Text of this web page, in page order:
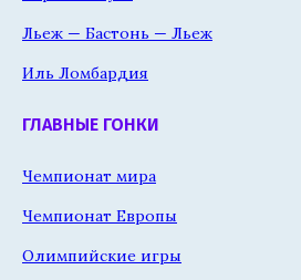
Льеж — Бастонь — Льеж
Иль Ломбардия
ГЛАВНЫЕ ГОНКИ
Чемпионат мира
Чемпионат Европы
Олимпийские игры